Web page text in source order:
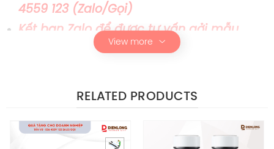
4559 123 (Zalo/Gọi)
Kết bạn Zalo để được tư vấn gởi mẫu
XƯỞNG SẢN XUẤT THEO YÊU CẦU
DÀNH CHO DOANH NGHIỆP
View more
RELATED PRODUCTS